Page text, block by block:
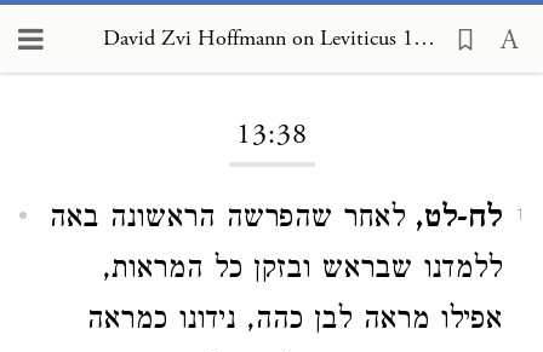
David Zvi Hoffmann on Leviticus 13:38
13:38
1 לח-לט, לאחר שהפרשה הראשונה באה
ללמדנו שבראש ובזקן כל המראות,
אפילו מראה לבן כהה, נידונו כמראה